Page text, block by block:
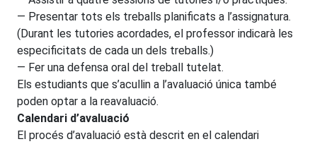
— Presentar tots els treballs planificats a l’assignatura.
(Durant les tutories acordades, el professor indicarà les
especificitats de cada un dels treballs.)
— Fer una defensa oral del treball tutelat.
Els estudiants que s’acullin a l’avaluació única també
poden optar a la reavaluació.
Calendari d’avaluació
El procés d’avaluació està descrit en el calendari